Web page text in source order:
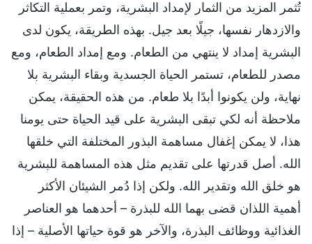
تُثمر المزيد من الثمار لإمداد البشرية، وتمر بعملية التكاثر
والازدهار نفسها، جيلًا بعد جيل. بهذه الطريقة، يكون لدى
البشرية إمداد لا ينتهي من الطعام. ومع إمداد الطعام، ومع
مصدر للطعام، تستمر الحياة الجسدية وبقاء البشرية بلا
نهاية، ولن يكونوا أبدًا بلا طعام. من هذه الحقيقة، يمكن
ملاحظة أنه لكي تبقى البشرية على قيد الحياة حتى يومنا
هذا، لا يمكن إغفال مساهمة البذور المختلفة التي خلقها
الله. أصل قدرتها على تقديم مثل هذه المساهمة للبشرية
هو خلق الله وتقدير الله. ولكن إذا دُمر الشيئان الأكثر
أهمية اللذان قضى بهما الله للبذرة – أحدهما هو العناصر
الغذائية ووظائف البذرة، والآخر هو قوة حياتها الأصلية – إذا